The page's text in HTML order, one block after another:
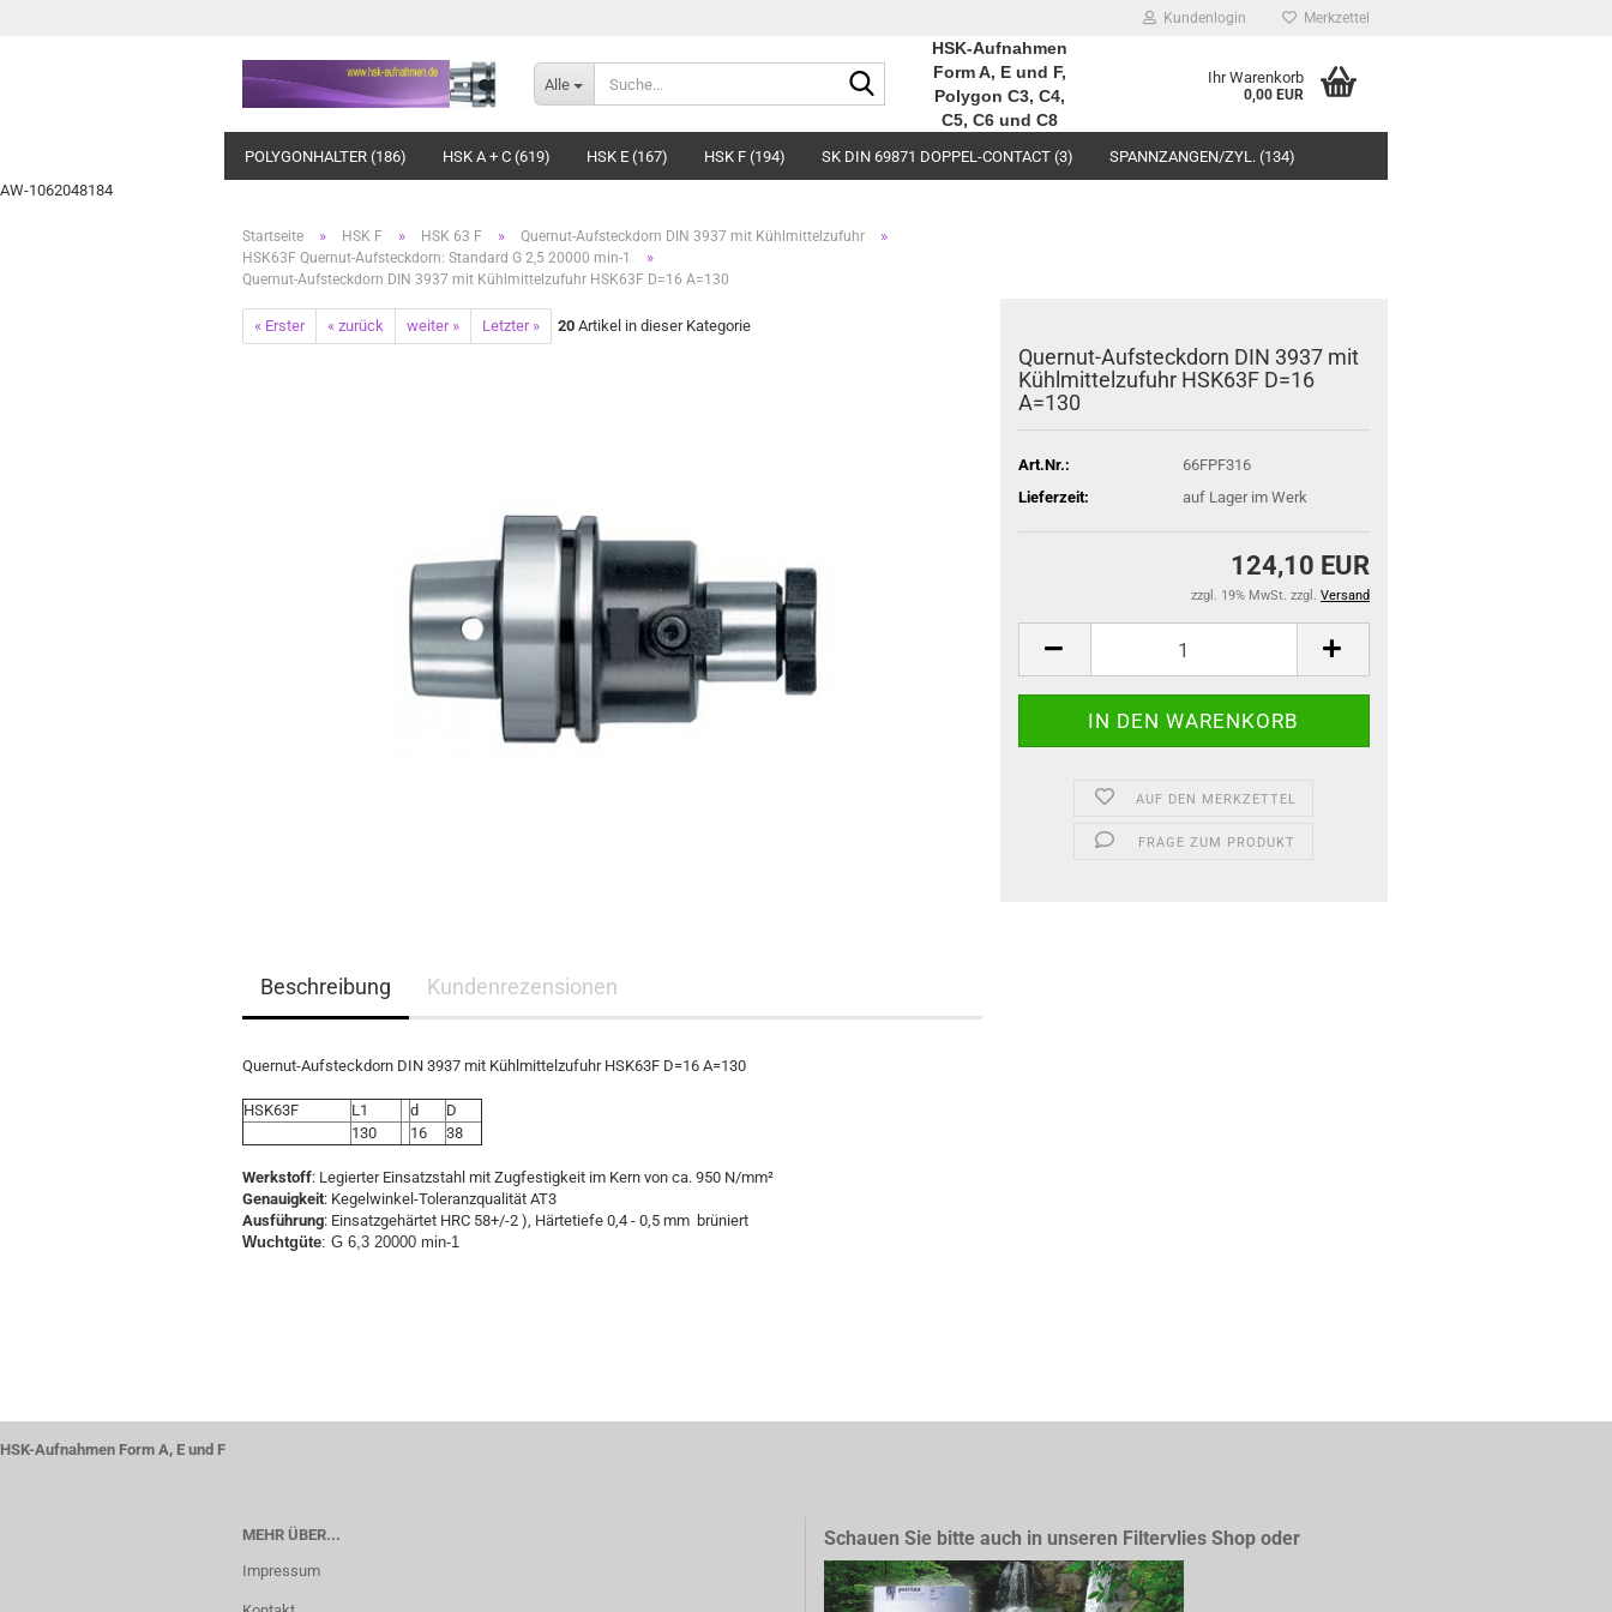
AW-1062048184
Kundenlogin Merkzettel
Alle
Suche...
HSK-Aufnahmen
Form A, E und F,
Polygon C3, C4,
C5, C6 und C8
Ihr Warenkorb
0,00 EUR
POLYGONHALTER (186) HSK A + C (619) HSK E (167) HSK F (194) SK DIN 69871 DOPPEL-CONTACT (3) SPANNZANGEN/ZYL. (134)
Startseite » HSK F » HSK 63 F » Quernut-Aufsteckdorn DIN 3937 mit Kühlmittelzufuhr »
HSK63F Quernut-Aufsteckdorn: Standard G 2,5 20000 min-1 »
Quernut-Aufsteckdorn DIN 3937 mit Kühlmittelzufuhr HSK63F D=16 A=130
« Erster « zurück weiter » Letzter » 20 Artikel in dieser Kategorie
Quernut-Aufsteckdorn DIN 3937 mit
Kühlmittelzufuhr HSK63F D=16
A=130
Art.Nr.:
66FPF316
Lieferzeit:
auf Lager im Werk
124,10 EUR
zzgl. 19% MwSt. zzgl. Versand
AUF DEN MERKZETTEL
FRAGE ZUM PRODUKT
Beschreibung Kundenrezensionen
Quernut-Aufsteckdorn DIN 3937 mit Kühlmittelzufuhr HSK63F D=16 A=130
HSK63F L1 d
D
130
16 38
Werkstoff: Legierter Einsatzstahl mit Zugfestigkeit im Kern von ca. 950 N/mm²
Genauigkeit: Kegelwinkel-Toleranzqualität AT3
Ausführung: Einsatzgehärtet HRC 58+/-2 ), Härtetiefe 0,4 - 0,5 mm brüniert
Wuchtgüte: G 6,3 20000 min-1
HSK-Aufnahmen Form A, E und F
MEHR ÜBER...
Impressum
Schauen Sie bitte auch in unseren Filtervlies Shop oder